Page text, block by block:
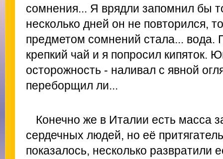
сомнения... Я врядли запомнил бы
несколько дней он не повторился,
предметом сомнений стала... вода.
крепкий чай и я попросил кипяток.
осторожность - наливал с явной
переборщил ли...
Конечно же в Италии есть масса
сердечных людей, но её
показалось, несколько развратили